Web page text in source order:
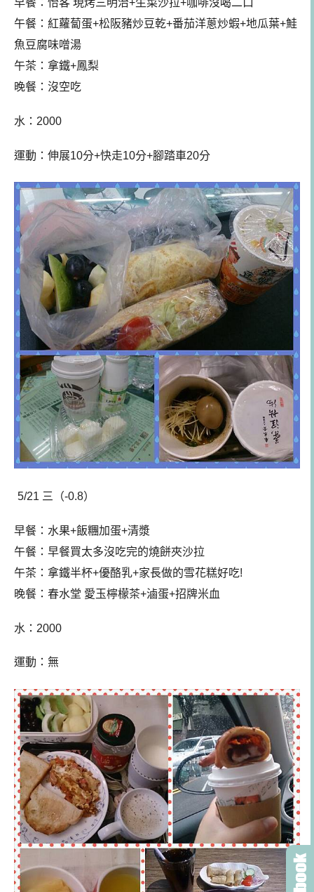
早餐：怡客 現烤三明治+生菜沙拉+咖啡沒喝二口
午餐 ： 紅蘿蔔蛋+松阪豬炒豆乾+番茄洋蔥炒蝦+地瓜葉+鮭
魚豆腐味噌湯
午茶：拿鐵+鳳梨
晚餐：沒空吃
水：2000
運動：伸展10分+快走10分+腳踏車20分
5/21 三（-0.8）
早餐： 水果+飯糰加蛋+清漿
午餐 ：早餐買太多沒吃完的燒餅夾沙拉
午茶：拿鐵半杯+優酪乳+家長做的雪花糕好吃!
晚餐：春水堂 愛玉檸檬茶+滷蛋+招牌米血
水：2000
運動：無